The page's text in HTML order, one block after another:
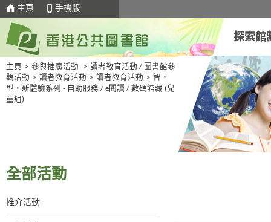
主頁 手機版
探索館
主頁 > 參與推廣活動 > 讀者教育活動 / 圖書館參
觀活動 > 讀者教育活動 > 讀者教育活動 > 智・
型・新體驗系列 - 自助服務 / e閱讀 / 數碼館藏 (兒
童組)
全部活動
推介活動